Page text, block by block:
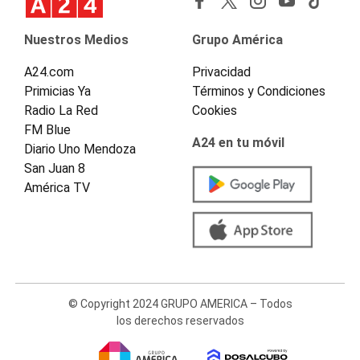
Nuestros Medios
A24.com
Primicias Ya
Radio La Red
FM Blue
Diario Uno Mendoza
San Juan 8
América TV
Grupo América
Privacidad
Términos y Condiciones
Cookies
A24 en tu móvil
© Copyright 2024 GRUPO AMERICA – Todos
los derechos reservados